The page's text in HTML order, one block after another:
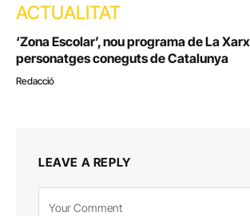
ACTUALITAT
‘Zona Escolar’, nou programa de La
personatges coneguts de Catalunya
Redacció
LEAVE A REPLY